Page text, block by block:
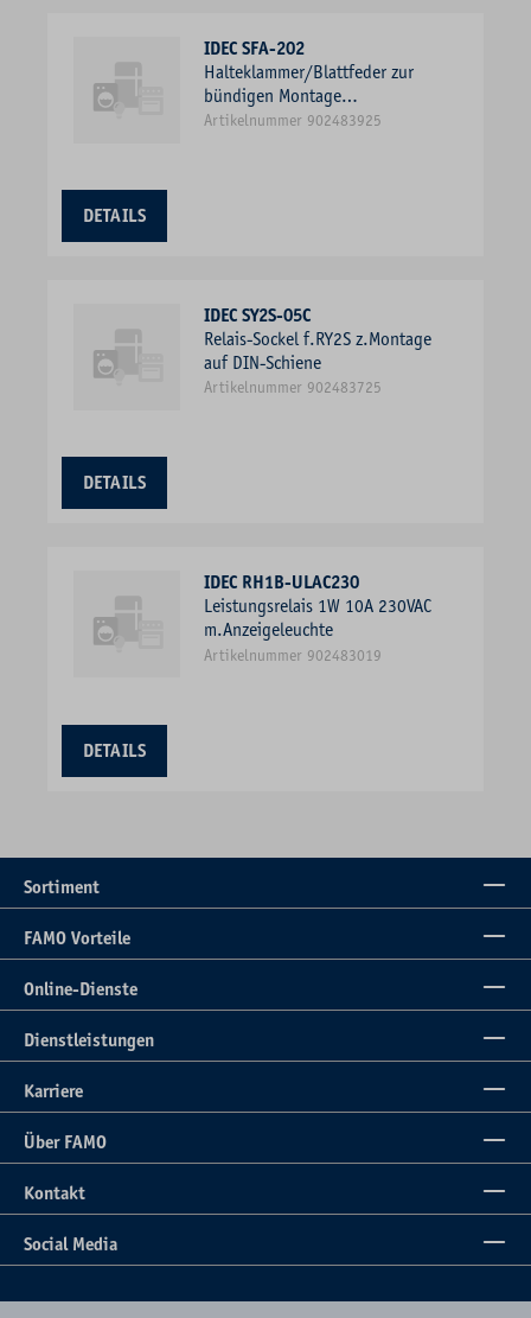
IDEC SFA-202
Halteklammer/Blattfeder zur
bündigen Montage
v.Miniaturrelais
Artikelnummer 902483925
DETAILS
IDEC SY2S-05C
Relais-Sockel f.RY2S z.Montage
auf DIN-Schiene
Artikelnummer 902483725
DETAILS
IDEC RH1B-ULAC230
Leistungsrelais 1W 10A 230VAC
m.Anzeigeleuchte
Artikelnummer 902483019
DETAILS
Sortiment
FAMO Vorteile
Online-Dienste
Dienstleistungen
Karriere
Über FAMO
Kontakt
Social Media